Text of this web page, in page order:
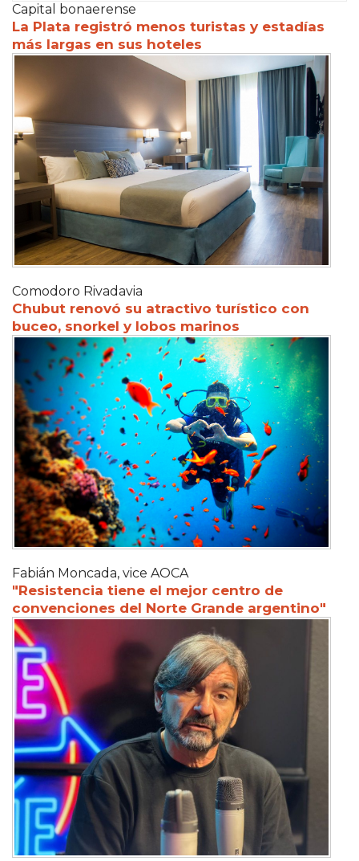
Capital bonaerense
La Plata registró menos turistas y estadías
más largas en sus hoteles
Comodoro Rivadavia
Chubut renovó su atractivo turístico con
buceo, snorkel y lobos marinos
Fabián Moncada, vice AOCA
"Resistencia tiene el mejor centro de
convenciones del Norte Grande argentino"